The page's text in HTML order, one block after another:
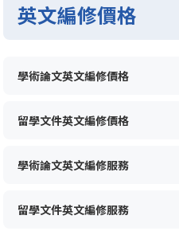
英文編修價格
學術論文英文編修價格
留學文件英文編修價格
學術論文英文編修服務
留學文件英文編修服務